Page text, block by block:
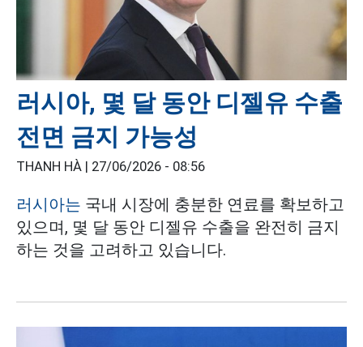
러시아, 몇 달 동안 디젤유 수출
전면 금지 가능성
THANH HÀ | 27/06/2026 - 08:56
러시아는 국내 시장에 충분한 연료를 확보하고
있으며, 몇 달 동안 디젤유 수출을 완전히 금지
하는 것을 고려하고 있습니다.